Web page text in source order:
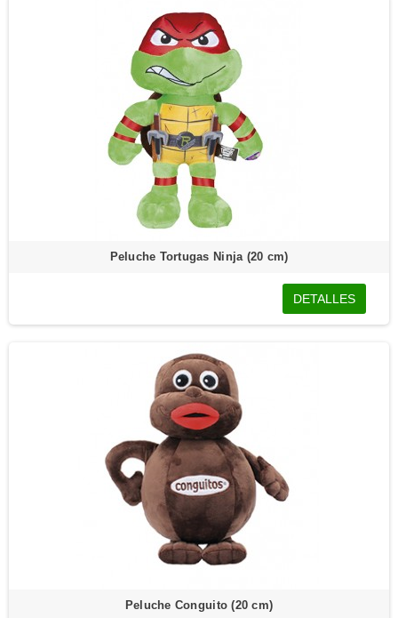
Peluche Tortugas Ninja (20 cm)
DETALLES
Peluche Conguito (20 cm)